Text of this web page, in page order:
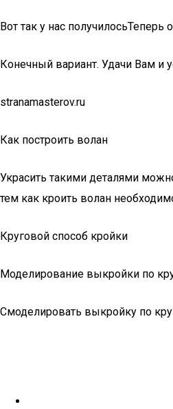
Вот так у нас
Конечный вариант. Удачи Вам и
stranamasterov.ru
Как построить волан
Украсить такими деталями
тем как кроить волан
Круговой способ кройки
Моделирование выкройки по
Смоделировать выкройку по